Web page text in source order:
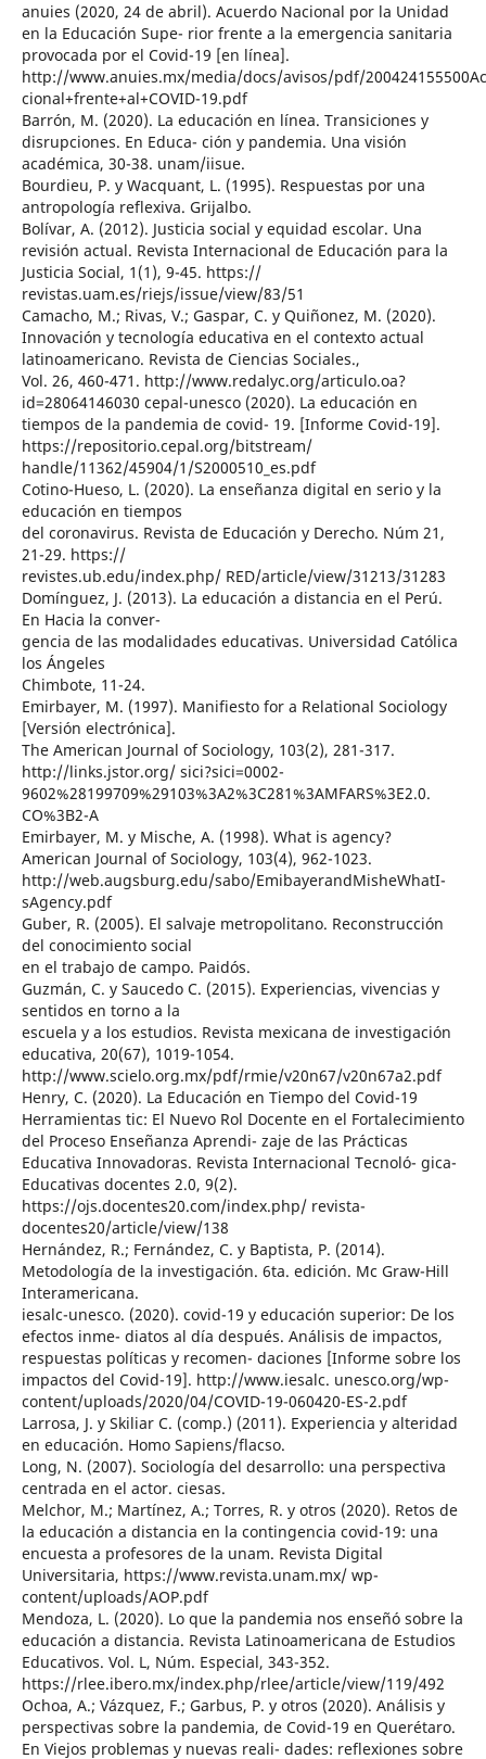
anuies (2020, 24 de abril). Acuerdo Nacional por la Unidad
en la Educación Supe- rior frente a la emergencia sanitaria
provocada por el Covid-19 [en línea].
http://www.anuies.mx/media/docs/avisos/pdf/
cional+frente+al+COVID-19.pdf
Barrón, M. (2020). La educación en línea. Transiciones y
disrupciones. En Educa- ción y pandemia. Una visión
académica, 30-38. unam/iisue.
Bourdieu, P. y Wacquant, L. (1995). Respuestas por una
antropología reflexiva. Grijalbo.
Bolívar, A. (2012). Justicia social y equidad escolar. Una
revisión actual. Revista Internacional de Educación para la
Justicia Social, 1(1), 9-45. https://
revistas.uam.es/riejs/issue/view/83/51
Camacho, M.; Rivas, V.; Gaspar, C. y Quiñonez, M. (2020).
Innovación y tecnología educativa en el contexto actual
latinoamericano. Revista de Ciencias Sociales.,
Vol. 26, 460-471. http://www.redalyc.org/articulo.oa?
id=28064146030 cepal-unesco (2020). La educación en
tiempos de la pandemia de covid- 19. [Informe Covid-19].
https://repositorio.cepal.org/bitstream/
handle/11362/45904/1/S2000510_es.pdf
Cotino-Hueso, L. (2020). La enseñanza digital en serio y la
educación en tiempos
del coronavirus. Revista de Educación y Derecho. Núm 21,
21-29. https://
revistes.ub.edu/index.php/ RED/article/view/31213/31283
Domínguez, J. (2013). La educación a distancia en el Perú.
En Hacia la conver-
gencia de las modalidades educativas. Universidad Católica
los Ángeles
Chimbote, 11-24.
Emirbayer, M. (1997). Manifiesto for a Relational Sociology
[Versión electrónica].
The American Journal of Sociology, 103(2), 281-317.
http://links.jstor.org/ sici?sici=0002-
9602%28199709%29103%3A2%3C281%3AMFARS%3E2.0.
CO%3B2-A
Emirbayer, M. y Mische, A. (1998). What is agency?
American Journal of Sociology, 103(4), 962-1023.
http://web.augsburg.edu/sabo/EmibayerandMisheWhatI-
sAgency.pdf
Guber, R. (2005). El salvaje metropolitano. Reconstrucción
del conocimiento social
en el trabajo de campo. Paidós.
Guzmán, C. y Saucedo C. (2015). Experiencias, vivencias y
sentidos en torno a la
escuela y a los estudios. Revista mexicana de investigación
educativa, 20(67), 1019-1054.
http://www.scielo.org.mx/pdf/rmie/v20n67/v20n67a2.pdf
Henry, C. (2020). La Educación en Tiempo del Covid-19
Herramientas tic: El Nuevo Rol Docente en el Fortalecimiento
del Proceso Enseñanza Aprendi- zaje de las Prácticas
Educativa Innovadoras. Revista Internacional Tecnoló- gica-
Educativas docentes 2.0, 9(2).
https://ojs.docentes20.com/index.php/ revista-
docentes20/article/view/138
Hernández, R.; Fernández, C. y Baptista, P. (2014).
Metodología de la investigación. 6ta. edición. Mc Graw-Hill
Interamericana.
iesalc-unesco. (2020). covid-19 y educación superior: De los
efectos inme- diatos al día después. Análisis de impactos,
respuestas políticas y recomen- daciones [Informe sobre los
impactos del Covid-19]. http://www.iesalc. unesco.org/wp-
content/uploads/2020/04/COVID-19-060420-ES-2.pdf
Larrosa, J. y Skiliar C. (comp.) (2011). Experiencia y alteridad
en educación. Homo Sapiens/flacso.
Long, N. (2007). Sociología del desarrollo: una perspectiva
centrada en el actor. ciesas.
Melchor, M.; Martínez, A.; Torres, R. y otros (2020). Retos de
la educación a distancia en la contingencia covid-19: una
encuesta a profesores de la unam. Revista Digital
Universitaria, https://www.revista.unam.mx/ wp-
content/uploads/AOP.pdf
Mendoza, L. (2020). Lo que la pandemia nos enseñó sobre la
educación a distancia. Revista Latinoamericana de Estudios
Educativos. Vol. L, Núm. Especial, 343-352.
https://rlee.ibero.mx/index.php/rlee/article/view/119/492
Ochoa, A.; Vázquez, F.; Garbus, P. y otros (2020). Análisis y
perspectivas sobre la pandemia, de Covid-19 en Querétaro.
En Viejos problemas y nuevas reali- dades: reflexiones sobre